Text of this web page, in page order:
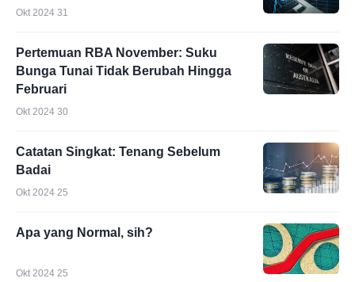
Okt 2024 31
Pertemuan RBA November: Suku
Bunga Tunai Tidak Berubah Hingga
Februari
Okt 2024 30
Catatan Singkat: Tenang Sebelum
Badai
Okt 2024 25
Apa yang Normal, sih?
Okt 2024 25